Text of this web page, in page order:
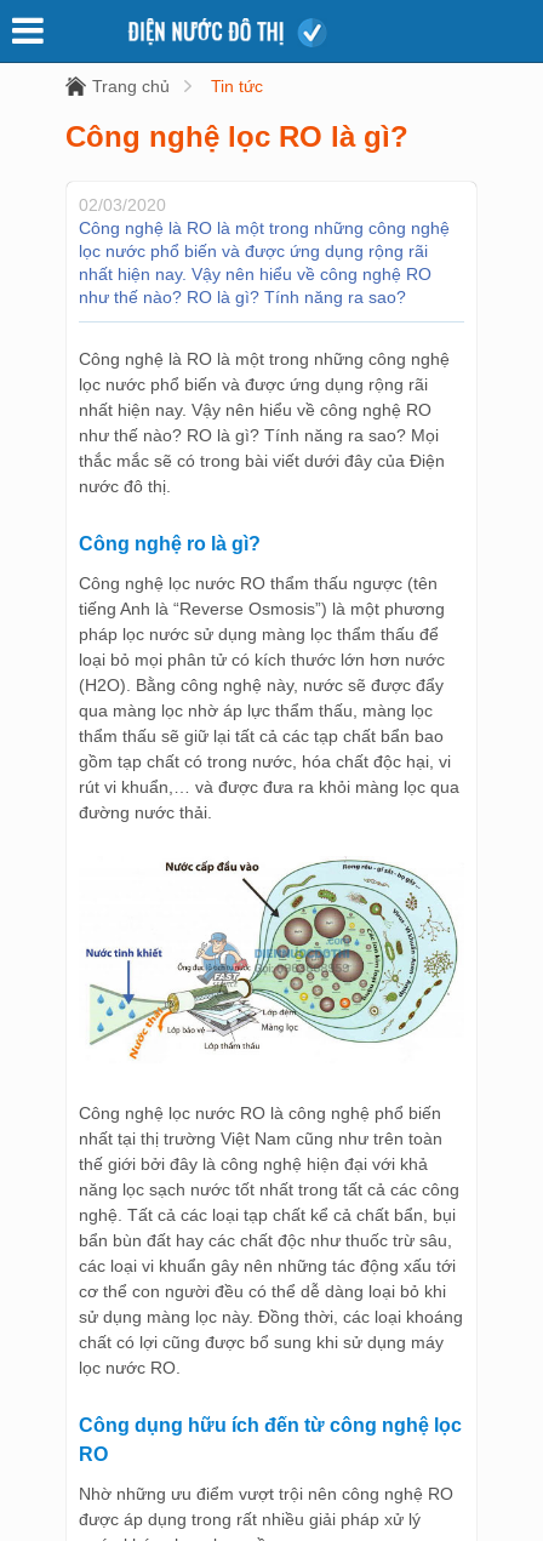
Trang chủ Tin tức
Công nghệ lọc RO là gì?
02/03/2020
Công nghệ là RO là một trong những công nghệ
lọc nước phổ biến và được ứng dụng rộng rãi
nhất hiện nay. Vậy nên hiểu về công nghệ RO
như thế nào? RO là gì? Tính năng ra sao?
Công nghệ là RO là một trong những công nghệ
lọc nước phổ biến và được ứng dụng rộng rãi
nhất hiện nay. Vậy nên hiểu về công nghệ RO
như thế nào? RO là gì? Tính năng ra sao? Mọi
thắc mắc sẽ có trong bài viết dưới đây của Điện
nước đô thị.
Công nghệ ro là gì?
Công nghệ lọc nước RO thẩm thấu ngược (tên
tiếng Anh là “Reverse Osmosis”) là một phương
pháp lọc nước sử dụng màng lọc thẩm thấu để
loại bỏ mọi phân tử có kích thước lớn hơn nước
(H2O). Bằng công nghệ này, nước sẽ được đẩy
qua màng lọc nhờ áp lực thẩm thấu, màng lọc
thẩm thấu sẽ giữ lại tất cả các tạp chất bẩn bao
gồm tạp chất có trong nước, hóa chất độc hại, vi
rút vi khuẩn,… và được đưa ra khỏi màng lọc qua
đường nước thải.
Công nghệ lọc nước RO là công nghệ phổ biến
nhất tại thị trường Việt Nam cũng như trên toàn
thế giới bởi đây là công nghệ hiện đại với khả
năng lọc sạch nước tốt nhất trong tất cả các công
nghệ. Tất cả các loại tạp chất kể cả chất bẩn, bụi
bẩn bùn đất hay các chất độc như thuốc trừ sâu,
các loại vi khuẩn gây nên những tác động xấu tới
cơ thể con người đều có thể dễ dàng loại bỏ khi
sử dụng màng lọc này. Đồng thời, các loại khoáng
chất có lợi cũng được bổ sung khi sử dụng máy
lọc nước RO.
Công dụng hữu ích đến từ công nghệ lọc
RO
Nhờ những ưu điểm vượt trội nên công nghệ RO
được áp dụng trong rất nhiều giải pháp xử lý